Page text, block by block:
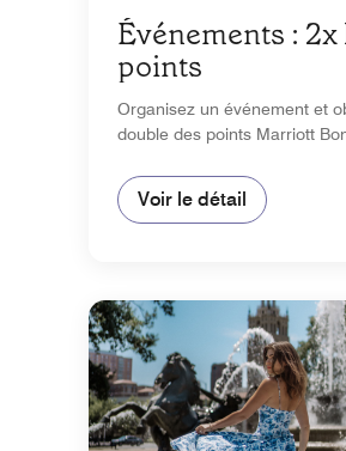
Événements : 2x
points
Organisez un événement et
double des points Marriott
Voir le détail